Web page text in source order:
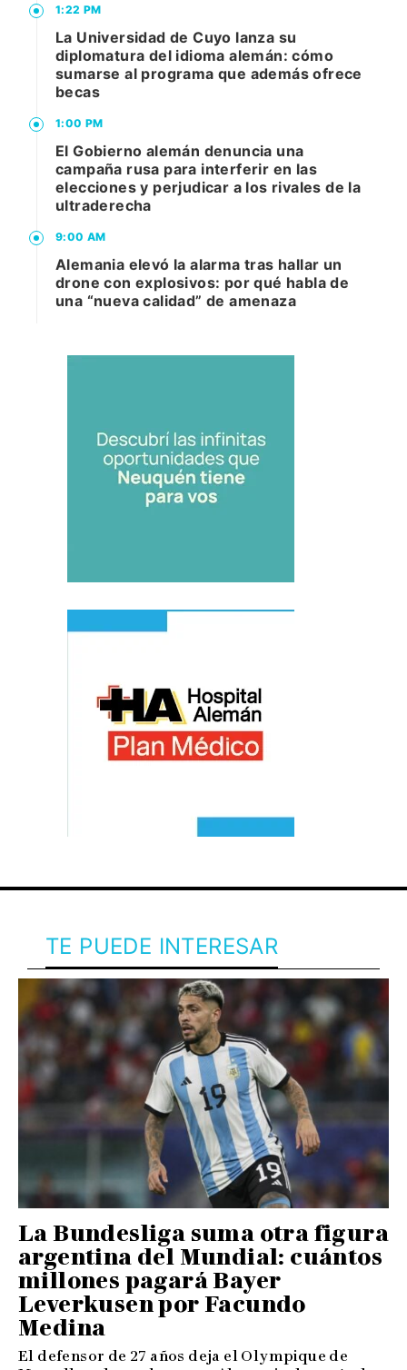
1:22 PM
La Universidad de Cuyo lanza su
diplomatura del idioma alemán: cómo
sumarse al programa que además ofrece
becas
1:00 PM
El Gobierno alemán denuncia una
campaña rusa para interferir en las
elecciones y perjudicar a los rivales de la
ultraderecha
9:00 AM
Alemania elevó la alarma tras hallar un
drone con explosivos: por qué habla de
una “nueva calidad” de amenaza
TE PUEDE INTERESAR
La Bundesliga suma otra figura
argentina del Mundial: cuántos
millones pagará Bayer
Leverkusen por Facundo
Medina
El defensor de 27 años deja el Olympique de